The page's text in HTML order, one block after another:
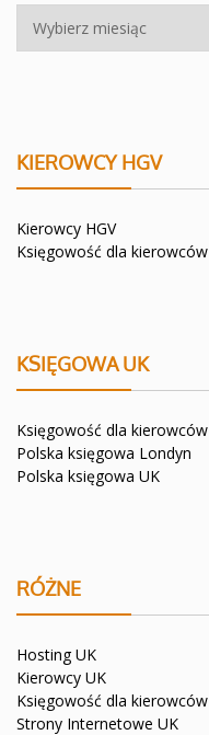
KIEROWCY HGV
Kierowcy HGV
Księgowość dla kierowców
KSIĘGOWA UK
Księgowość dla kierowców
Polska księgowa Londyn
Polska księgowa UK
RÓŻNE
Hosting UK
Kierowcy UK
Księgowość dla kierowców
Strony Internetowe UK